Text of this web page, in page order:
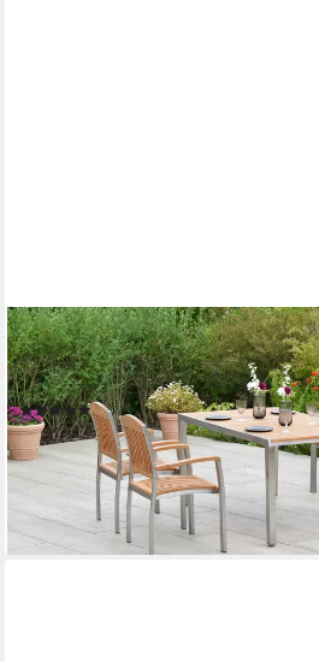
MERXX
Garten-Essgruppe »Keros«, (Set, 5-
Edelstahlgestell), Tisch: LxB: 150x90
(1)
1.003,31 € UVP2.101,90 €
-52%
lieferbar - in 4-5 Werktagen bei dir